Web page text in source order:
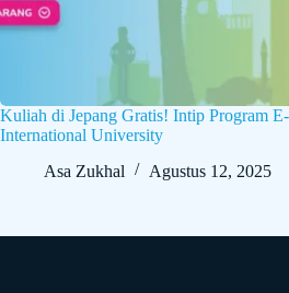
Kuliah di Jepang Gratis! Intip Program
International University
Asa Zukhal
Agustus 12, 2025